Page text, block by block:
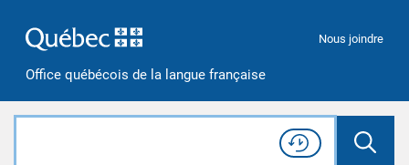
Office québécois de la langue française
Nous joindre
Rechercher dans tout le site
Lancer
Consulter l'
Historique
de recherche